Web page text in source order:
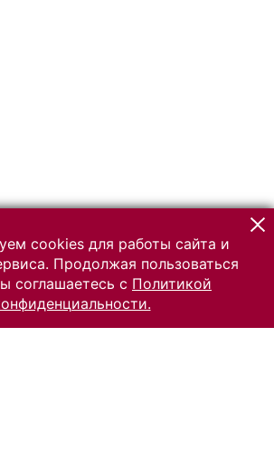
cookies для работы сайта и
Продолжая пользоваться
соглашаетесь с Политикой